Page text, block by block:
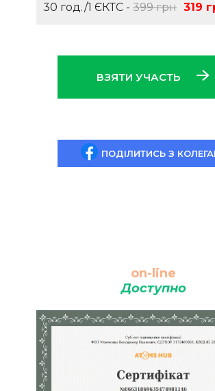
30 год./1 ЄКТС - 399 грн 319
ВЗЯТИ УЧАСТЬ
ПОДІЛИТИСЬ З
on-line
Доступно